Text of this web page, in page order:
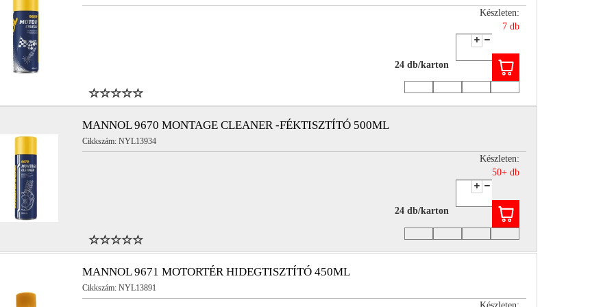
NYL17211
Készleten:
7 db
24 db/karton
MANNOL 9670 MONTAGE CLEANER -FÉKTISZTÍTÓ 500ML
Cikkszám: NYL13934
Készleten:
50+ db
24 db/karton
MANNOL 9671 MOTORTÉR HIDEGTISZTÍTÓ 450ML
Cikkszám: NYL13891
Készleten: